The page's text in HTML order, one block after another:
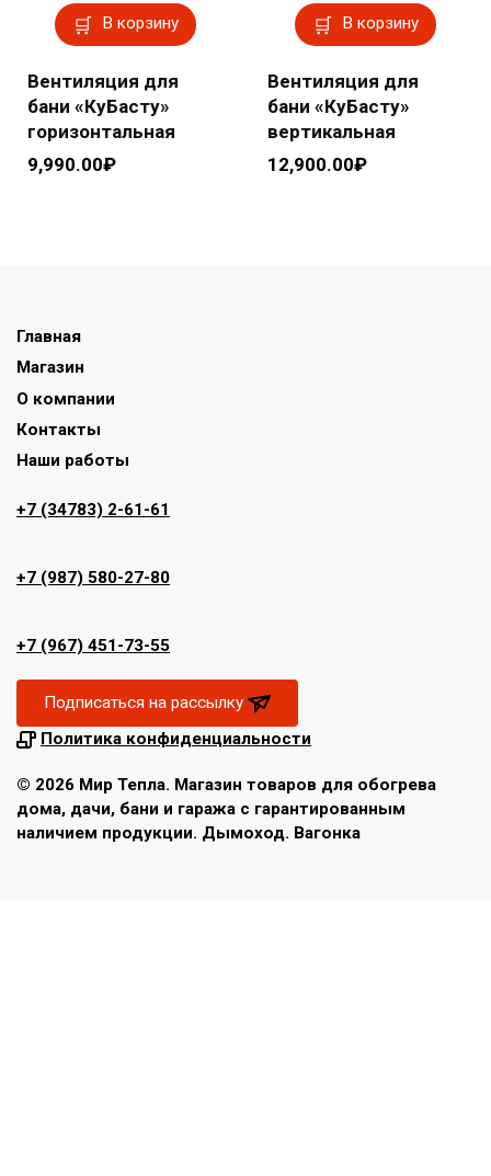
В корзину
Вентиляция для
бани «КуБасту»
горизонтальная
9,990.00₽
В корзину
Вентиляция для
бани «КуБасту»
вертикальная
12,900.00₽
Главная
Магазин
О компании
Контакты
Наши работы
+7 (34783) 2-61-61
+7 (987) 580-27-80
+7 (967) 451-73-55
Подписаться на рассылку
Политика конфиденциальности
© 2026 Мир Тепла. Магазин товаров для обогрева
дома, дачи, бани и гаража с гарантированным
наличием продукции. Дымоход. Вагонка